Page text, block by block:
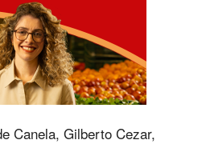
Canela, Gilberto Cezar,